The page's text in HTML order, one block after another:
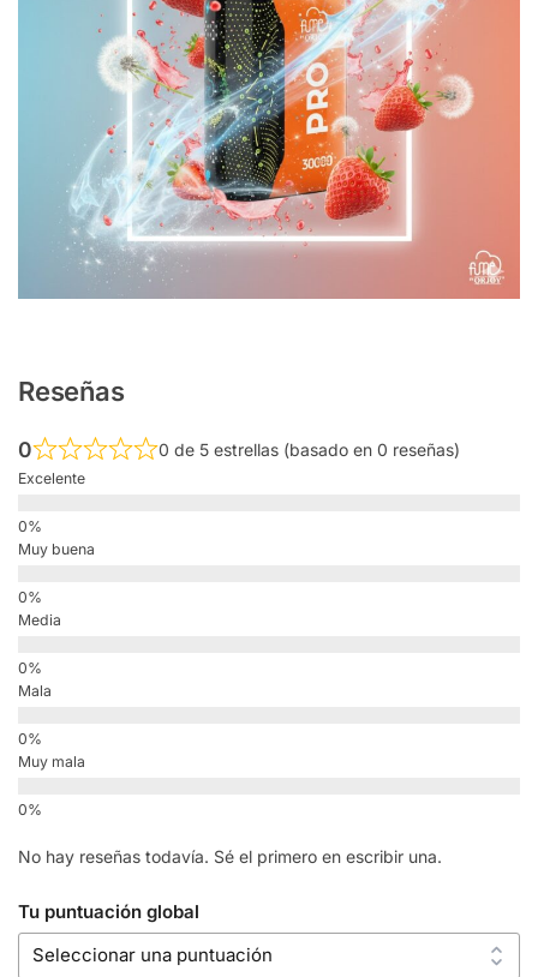
Reseñas
0 0 de 5 estrellas (basado en 0 reseñas)
Excelente
Muy buena
Media
Mala
Muy mala
No hay reseñas todavía. Sé el primero en escribir una.
Tu puntuación global